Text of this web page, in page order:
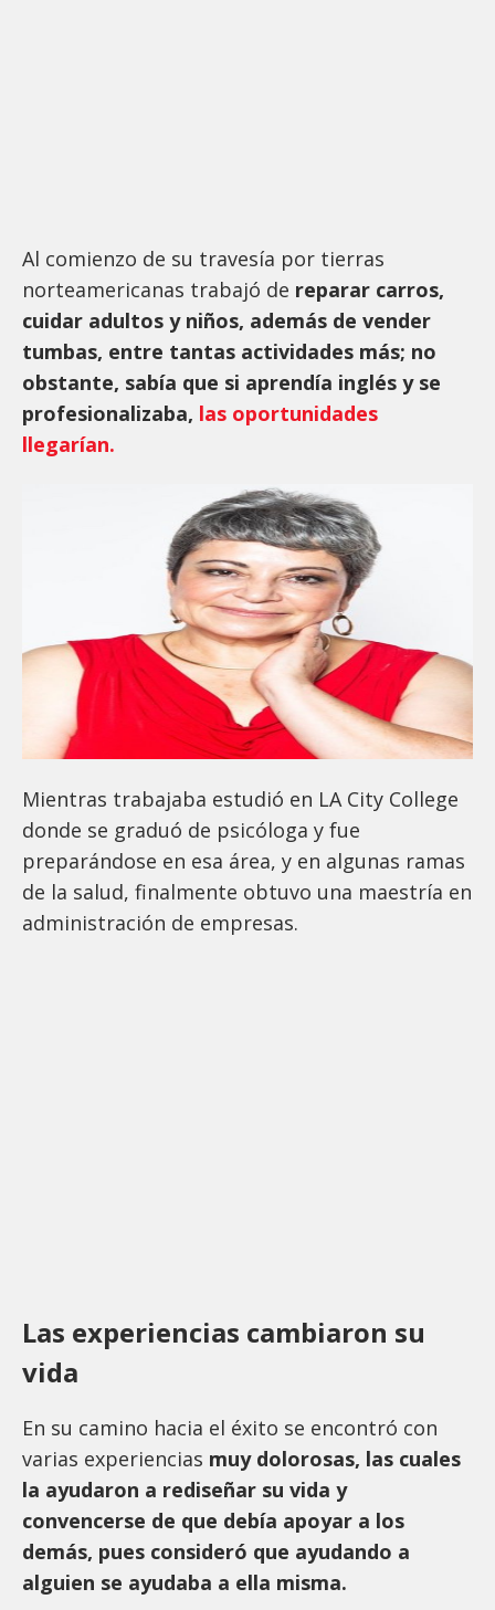
Al comienzo de su travesía por tierras
norteamericanas trabajó de reparar carros,
cuidar adultos y niños, además de vender
tumbas, entre tantas actividades más; no
obstante, sabía que si aprendía inglés y se
profesionalizaba, las oportunidades
llegarían.
Mientras trabajaba estudió en LA City College
donde se graduó de psicóloga y fue
preparándose en esa área, y en algunas ramas
de la salud, finalmente obtuvo una maestría en
administración de empresas.
Las experiencias cambiaron su
vida
En su camino hacia el éxito se encontró con
varias experiencias muy dolorosas, las cuales
la ayudaron a rediseñar su vida y
convencerse de que debía apoyar a los
demás, pues consideró que ayudando a
alguien se ayudaba a ella misma.